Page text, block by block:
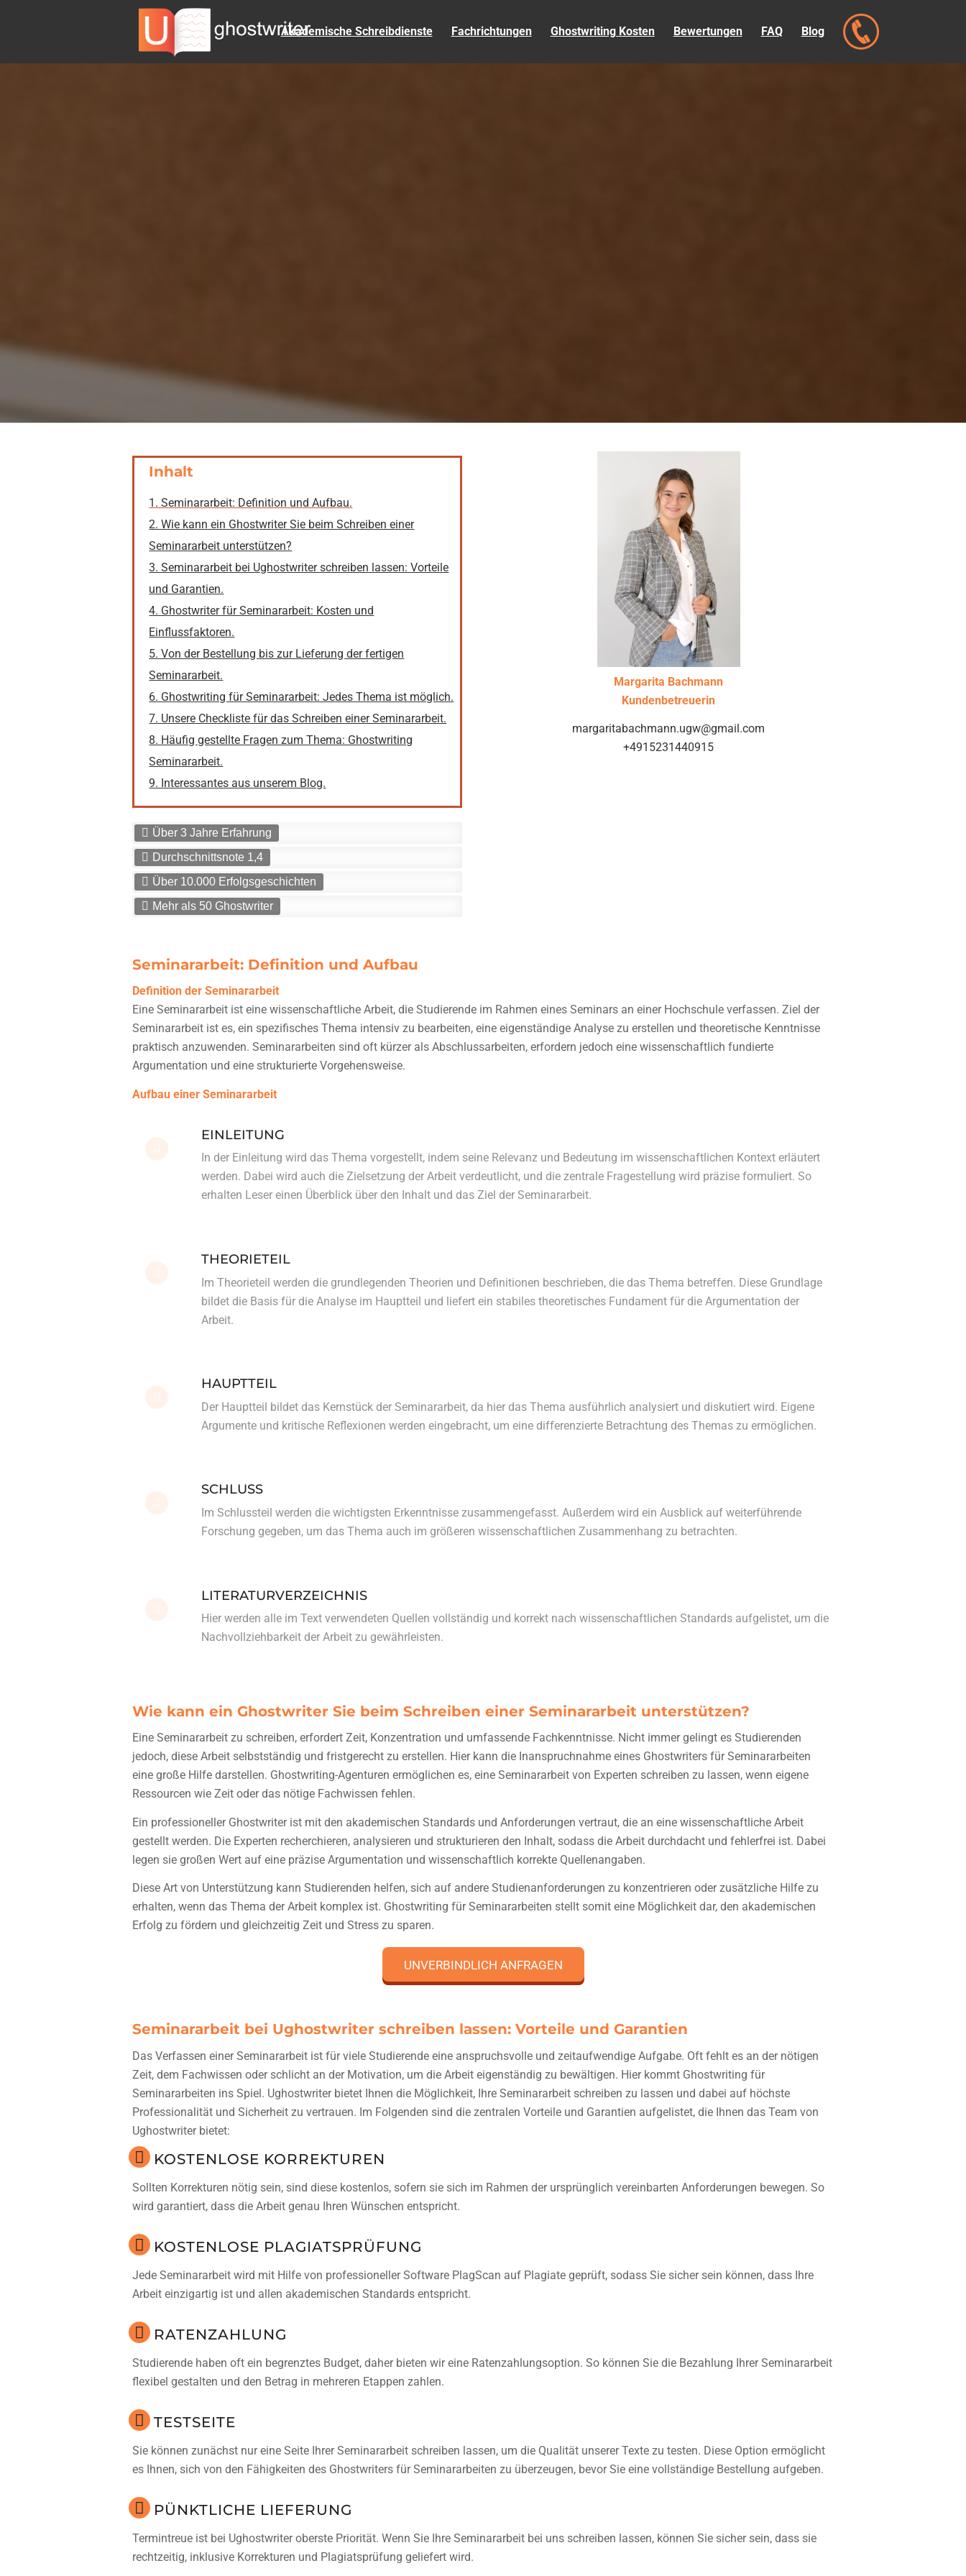
Akademische Schreibdienste Fachrichtungen Ghostwriting Kosten Bewertungen FAQ Blog
Inhalt
1. Seminararbeit: Definition und Aufbau.
2. Wie kann ein Ghostwriter Sie beim Schreiben einer
Seminararbeit unterstützen?
3. Seminararbeit bei Ughostwriter schreiben lassen: Vorteile
und Garantien.
4. Ghostwriter für Seminararbeit: Kosten und
Einflussfaktoren.
5. Von der Bestellung bis zur Lieferung der fertigen
Seminararbeit.
6. Ghostwriting für Seminararbeit: Jedes Thema ist möglich.
7. Unsere Checkliste für das Schreiben einer Seminararbeit.
8. Häufig gestellte Fragen zum Thema: Ghostwriting
Seminararbeit.
9. Interessantes aus unserem Blog.
Über 3 Jahre Erfahrung
Durchschnittsnote 1,4
Über 10.000 Erfolgsgeschichten
Mehr als 50 Ghostwriter
Margarita Bachmann
Kundenbetreuerin
margaritabachmann.ugw@gmail.com
+4915231440915
Seminararbeit: Definition und Aufbau
Definition der Seminararbeit
Eine Seminararbeit ist eine wissenschaftliche Arbeit, die Studierende im Rahmen eines Seminars an einer Hochschule verfassen. Ziel der
Seminararbeit ist es, ein spezifisches Thema intensiv zu bearbeiten, eine eigenständige Analyse zu erstellen und theoretische Kenntnisse
praktisch anzuwenden. Seminararbeiten sind oft kürzer als Abschlussarbeiten, erfordern jedoch eine wissenschaftlich fundierte
Argumentation und eine strukturierte Vorgehensweise.
Aufbau einer Seminararbeit
EINLEITUNG
In der Einleitung wird das Thema vorgestellt, indem seine Relevanz und Bedeutung im wissenschaftlichen Kontext erläutert
werden. Dabei wird auch die Zielsetzung der Arbeit verdeutlicht, und die zentrale Fragestellung wird präzise formuliert. So
erhalten Leser einen Überblick über den Inhalt und das Ziel der Seminararbeit.
THEORIETEIL
Im Theorieteil werden die grundlegenden Theorien und Definitionen beschrieben, die das Thema betreffen. Diese Grundlage
bildet die Basis für die Analyse im Hauptteil und liefert ein stabiles theoretisches Fundament für die Argumentation der
Arbeit.
HAUPTTEIL
Der Hauptteil bildet das Kernstück der Seminararbeit, da hier das Thema ausführlich analysiert und diskutiert wird. Eigene
Argumente und kritische Reflexionen werden eingebracht, um eine differenzierte Betrachtung des Themas zu ermöglichen.
SCHLUSS
Im Schlussteil werden die wichtigsten Erkenntnisse zusammengefasst. Außerdem wird ein Ausblick auf weiterführende
Forschung gegeben, um das Thema auch im größeren wissenschaftlichen Zusammenhang zu betrachten.
LITERATURVERZEICHNIS
Hier werden alle im Text verwendeten Quellen vollständig und korrekt nach wissenschaftlichen Standards aufgelistet, um die
Nachvollziehbarkeit der Arbeit zu gewährleisten.
Wie kann ein Ghostwriter Sie beim Schreiben einer Seminararbeit unterstützen?
Eine Seminararbeit zu schreiben, erfordert Zeit, Konzentration und umfassende Fachkenntnisse. Nicht immer gelingt es Studierenden
jedoch, diese Arbeit selbstständig und fristgerecht zu erstellen. Hier kann die Inanspruchnahme eines Ghostwriters für Seminararbeiten
eine große Hilfe darstellen. Ghostwriting-Agenturen ermöglichen es, eine Seminararbeit von Experten schreiben zu lassen, wenn eigene
Ressourcen wie Zeit oder das nötige Fachwissen fehlen.
Ein professioneller Ghostwriter ist mit den akademischen Standards und Anforderungen vertraut, die an eine wissenschaftliche Arbeit
gestellt werden. Die Experten recherchieren, analysieren und strukturieren den Inhalt, sodass die Arbeit durchdacht und fehlerfrei ist. Dabei
legen sie großen Wert auf eine präzise Argumentation und wissenschaftlich korrekte Quellenangaben.
Diese Art von Unterstützung kann Studierenden helfen, sich auf andere Studienanforderungen zu konzentrieren oder zusätzliche Hilfe zu
erhalten, wenn das Thema der Arbeit komplex ist. Ghostwriting für Seminararbeiten stellt somit eine Möglichkeit dar, den akademischen
Erfolg zu fördern und gleichzeitig Zeit und Stress zu sparen.
UNVERBINDLICH ANFRAGEN
Seminararbeit bei Ughostwriter schreiben lassen: Vorteile und Garantien
Das Verfassen einer Seminararbeit ist für viele Studierende eine anspruchsvolle und zeitaufwendige Aufgabe. Oft fehlt es an der nötigen
Zeit, dem Fachwissen oder schlicht an der Motivation, um die Arbeit eigenständig zu bewältigen. Hier kommt Ghostwriting für
Seminararbeiten ins Spiel. Ughostwriter bietet Ihnen die Möglichkeit, Ihre Seminararbeit schreiben zu lassen und dabei auf höchste
Professionalität und Sicherheit zu vertrauen. Im Folgenden sind die zentralen Vorteile und Garantien aufgelistet, die Ihnen das Team von
Ughostwriter bietet:
KOSTENLOSE KORREKTUREN
Sollten Korrekturen nötig sein, sind diese kostenlos, sofern sie sich im Rahmen der ursprünglich vereinbarten Anforderungen bewegen. So
wird garantiert, dass die Arbeit genau Ihren Wünschen entspricht.
KOSTENLOSE PLAGIATSPRÜFUNG
Jede Seminararbeit wird mit Hilfe von professioneller Software PlagScan auf Plagiate geprüft, sodass Sie sicher sein können, dass Ihre
Arbeit einzigartig ist und allen akademischen Standards entspricht.
RATENZAHLUNG
Studierende haben oft ein begrenztes Budget, daher bieten wir eine Ratenzahlungsoption. So können Sie die Bezahlung Ihrer Seminararbeit
flexibel gestalten und den Betrag in mehreren Etappen zahlen.
TESTSEITE
Sie können zunächst nur eine Seite IhrerSeminararbeit schreiben lassen, um die Qualität unserer Texte zu testen. Diese Option ermöglicht
es Ihnen, sich von den Fähigkeiten des Ghostwriters für Seminararbeiten zu überzeugen, bevor Sie eine vollständige Bestellung aufgeben.
PÜNKTLICHE LIEFERUNG
Termintreue ist bei Ughostwriter oberste Priorität. Wenn Sie IhreSeminararbeit bei uns schreiben lassen, können Sie sicher sein, dass sie
rechtzeitig, inklusive Korrekturen und Plagiatsprüfung geliefert wird.